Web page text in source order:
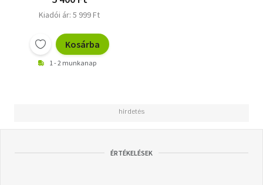
Kiadói ár: 5 999 Ft
Kosárba
1 - 2 munkanap
ÉRTÉKELÉSEK